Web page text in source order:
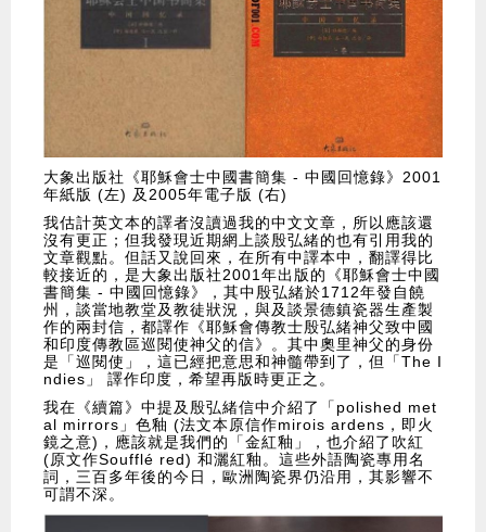
大象出版社《耶穌會士中國書簡集 - 中國回憶錄》2001
年紙版 (左) 及2005年電子版 (右)
我估計英文本的譯者沒讀過我的中文文章，所以應該還
沒有更正；但我發現近期網上談殷弘緒的也有引用我的
文章觀點。但話又說回來，在所有中譯本中，翻譯得比
較接近的，是大象出版社2001年出版的《耶穌會士中國
書簡集 - 中國回憶錄》，其中殷弘緒於1712年發自饒
州，談當地教堂及教徒狀況，與及談景德鎮瓷器生產製
作的兩封信，都譯作《耶穌會傳教士殷弘緒神父致中國
和印度傳教區巡閱使神父的信》。其中奧里神父的身份
是「巡閱使」，這已經把意思和神髓帶到了，但「The I
ndies」 譯作印度，希望再版時更正之。
我在《續篇》中提及殷弘緒信中介紹了「polished met
al mirrors」色釉 (法文本原信作mirois ardens，即火
鏡之意)，應該就是我們的「金紅釉」，也介紹了吹紅
(原文作Soufflé red) 和灑紅釉。這些外語陶瓷專用名
詞，三百多年後的今日，歐洲陶瓷界仍沿用，其影響不
可謂不深。